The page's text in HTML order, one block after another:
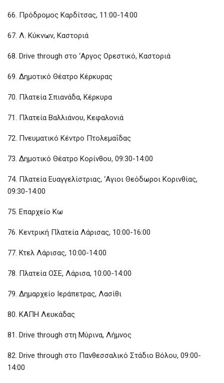
66. Πρόδρομος Καρδίτσας, 11:00-14:00
67. Λ. Κύκνων, Καστοριά
68. Drive through στο ‘Αργος Ορεστικό, Καστοριά
69. Δημοτικό Θέατρο Κέρκυρας
70. Πλατεία Σπιανάδα, Κέρκυρα
71. Πλατεία Βαλλιάνου, Κεφαλονιά
72. Πνευματικό Κέντρο Πτολεμαΐδας
73. Δημοτικό Θέατρο Κορίνθου, 09:30-14:00
74. Πλατεία Ευαγγελίστριας, ‘Αγιοι Θεόδωροι Κορινθίας,
09:30-14:00
75. Επαρχείο Κω
76. Κεντρική Πλατεία Λάρισας, 10:00-16:00
77. Κτελ Λάρισας, 10:00-14:00
78. Πλατεία ΟΣΕ, Λάρισα, 10:00-14:00
79. Δημαρχείο Ιεράπετρας, Λασίθι
80. ΚΑΠΗ Λευκάδας
81. Drive through στη Μύρινα, Λήμνος
82. Drive through στο Πανθεσσαλικό Στάδιο Βόλου, 09:00-
14:00